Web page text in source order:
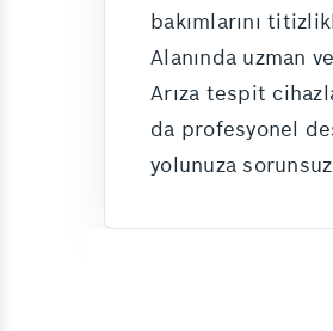
bakımlarını
Alanında uzman
Arıza tespit
da profesyonel
yolunuza